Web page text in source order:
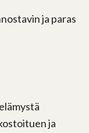
ja paras
ja